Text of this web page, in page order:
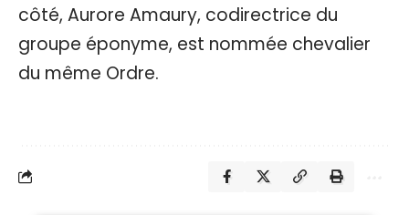
côté, Aurore Amaury, codirectrice du
groupe éponyme, est nommée chevalier
du même Ordre.